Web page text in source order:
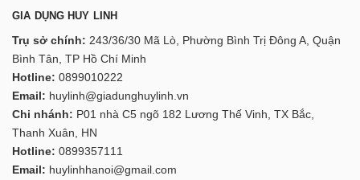
GIA DỤNG HUY LINH
Trụ sở chính: 243/36/30 Mã Lò, Phường Bình Trị Đông A, Quận
Bình Tân, TP Hồ Chí Minh
Hotline: 0899010222
Email: huylinh@giadunghuylinh.vn
Chi nhánh: P01 nhà C5 ngõ 182 Lương Thế Vinh, TX Bắc,
Thanh Xuân, HN
Hotline: 0899357111
Email: huylinhhanoi@gmail.com